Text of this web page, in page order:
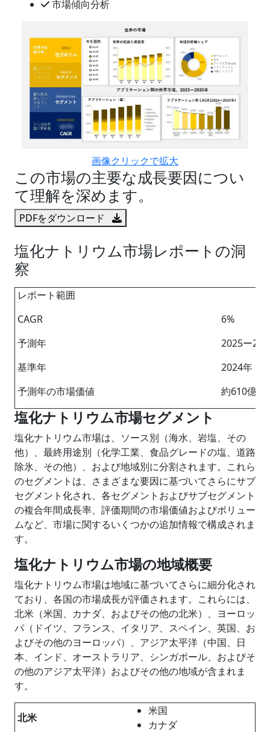
市場傾向分析
画像クリックで拡大
この市場の主要な成長要因につい
て理解を深めます。
PDFをダウンロード
塩化ナトリウム市場レポートの洞
察
レポート範囲
CAGR
6%
予測年
2025ー
基準年
2024年
予測年の市場価値
約610億米
塩化ナトリウム市場セグメント
塩化ナトリウム市場は、ソース別（海水、岩塩、その
他）、最終用途別（化学工業、食品グレードの塩、道路
除氷、その他）、および地域別に分割されます。これら
のセグメントは、さまざまな要因に基づいてさらにサブ
セグメント化され、各セグメントおよびサブセグメント
の複合年間成長率、評価期間の市場価値およびボリュー
ムなど、市場に関するいくつかの追加情報で構成されま
す。
塩化ナトリウム市場の地域概要
塩化ナトリウム市場は地域に基づいてさらに細分化され
ており、各国の市場成長が評価されます。これらには、
北米（米国、カナダ、およびその他の北米）、ヨーロッ
パ（ドイツ、フランス、イタリア、スペイン、英国、お
よびその他のヨーロッパ）、アジア太平洋（中国、日
本、インド、オーストラリア、シンガポール、およびそ
の他のアジア太平洋）およびその他の地域が含まれま
す。
北米
米国
カナダ